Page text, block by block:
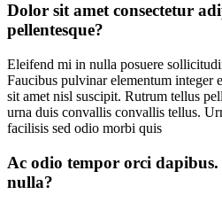
Dolor sit amet consectetur
pellentesque?
Eleifend mi in nulla posuere
Faucibus pulvinar elementum integer
sit amet nisl suscipit. Rutrum tellus
urna duis convallis convallis tellus.
facilisis sed odio morbi quis
Ac odio tempor orci
nulla?